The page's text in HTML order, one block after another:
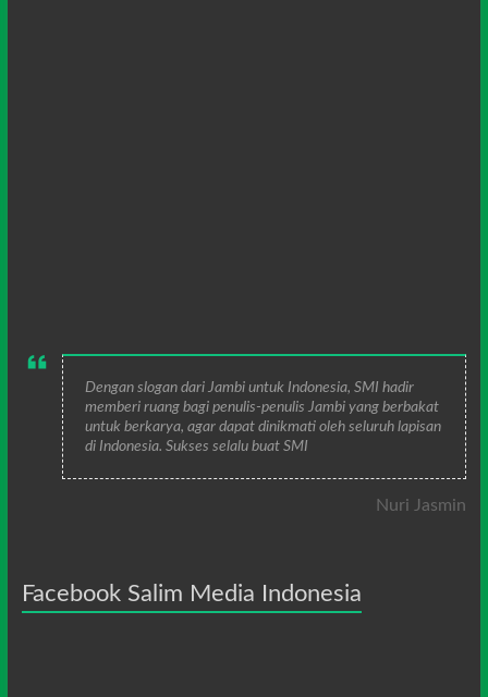
Dengan slogan dari Jambi untuk Indonesia, SMI hadir
memberi ruang bagi penulis-penulis Jambi yang berbakat
untuk berkarya, agar dapat dinikmati oleh seluruh lapisan
di Indonesia. Sukses selalu buat SMI
Nuri Jasmin
Facebook Salim Media Indonesia